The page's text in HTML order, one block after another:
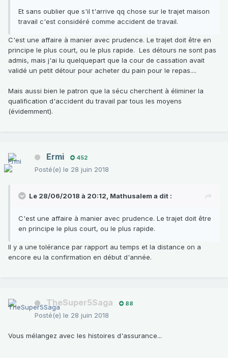
Et sans oublier que s'il t'arrive qq chose sur le trajet maison
travail c'est considéré comme accident de travail.
C'est une affaire à manier avec prudence. Le trajet doit être en
principe le plus court, ou le plus rapide. Les détours ne sont pas
admis, mais j'ai lu quelquepart que la cour de cassation avait
validé un petit détour pour acheter du pain pour le repas....
Mais aussi bien le patron que la sécu cherchent à éliminer la
qualification d'accident du travail par tous les moyens
(évidemment).
Ermi 452
Posté(e) le 28 juin 2018
Le 28/06/2018 à 20:12, Mathusalem a dit :
C'est une affaire à manier avec prudence. Le trajet doit être
en principe le plus court, ou le plus rapide.
Il y a une tolérance par rapport au temps et la distance on a
encore eu la confirmation en début d'année.
TheSuper5Saga 88
Posté(e) le 28 juin 2018
Vous mélangez avec les histoires d'assurance...